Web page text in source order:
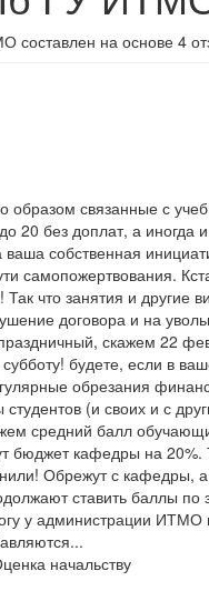
составлен на основе 4
связанные с
20 без доплат, а иногда
собственная
самопожертвования.
что занятия и другие
договора и на
скажем 22
будете, если в
обрезания
(и своих и с
средний балл
бюджет кафедры на 20%.
Обрежут с кафедры,
ставить баллы по
у администрации ИТМО
начальству